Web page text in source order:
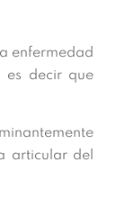
enfermedad
es decir que
articular del